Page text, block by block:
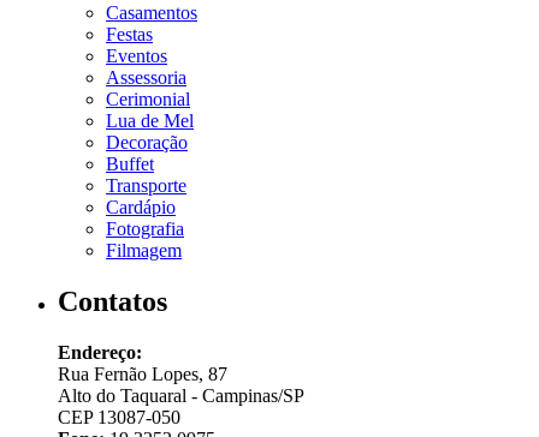
Casamentos
Festas
Eventos
Assessoria
Cerimonial
Lua de Mel
Decoração
Buffet
Transporte
Cardápio
Fotografia
Filmagem
Contatos
Endereço:
Rua Fernão Lopes, 87
Alto do Taquaral - Campinas/SP
CEP 13087-050